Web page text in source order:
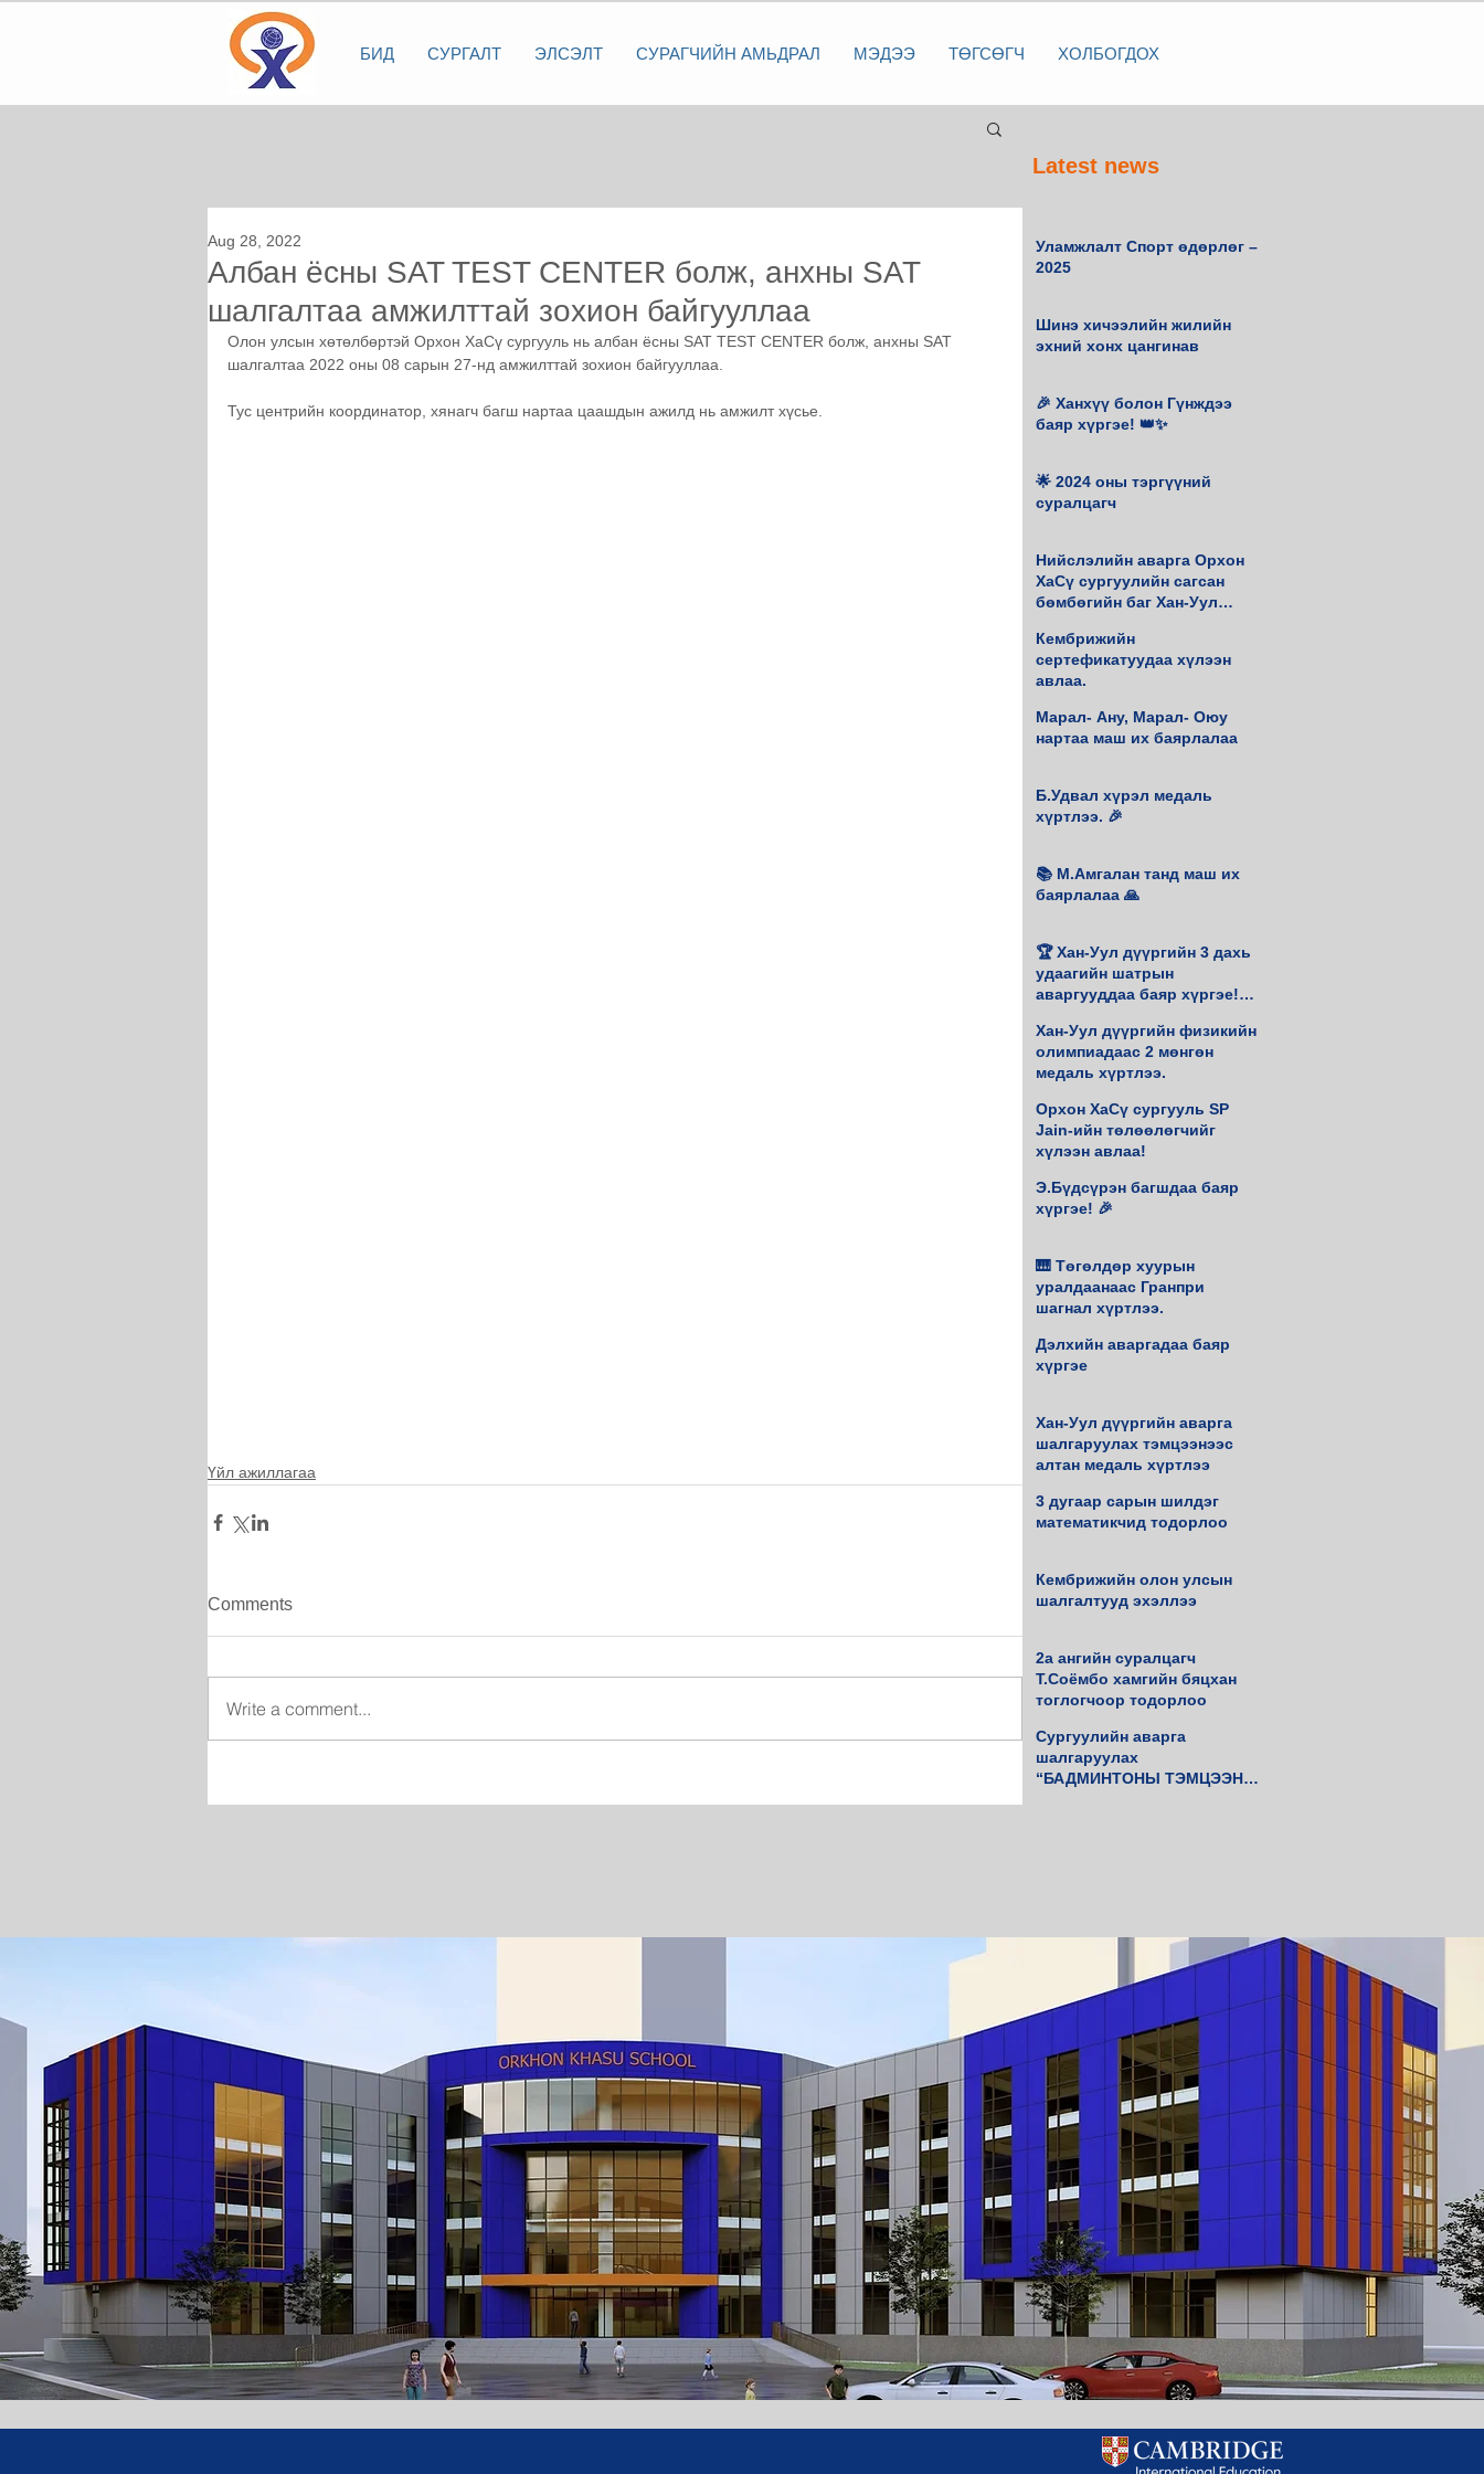
БИД СУРГАЛТ ЭЛСЭЛТ СУРАГЧИЙН АМЬДРАЛ МЭДЭЭ ТӨГСӨГЧ ХОЛБОГДОХ
Албан ёсны SAT TEST CENTER болж, анхны SAT
шалгалтаа амжилттай зохион байгууллаа
Aug 28, 2022
Олон улсын хөтөлбөртэй Орхон ХаСү сургууль нь албан ёсны SAT TEST CENTER болж, анхны SAT
шалгалтаа 2022 оны 08 сарын 27-нд амжилттай зохион байгууллаа.
Тус центрийн координатор, хянагч багш нартаа цаашдын ажилд нь амжилт хүсье.
Үйл ажиллагаа
Comments
Write a comment...
Latest news
Уламжлалт Спорт өдөрлөг –
2025
Шинэ хичээлийн жилийн
эхний хонх цангинав
🎉 Ханхүү болон Гүнждээ
баяр хүргэе! 👑✨
🌟 2024 оны тэргүүний
суралцагч
Нийслэлийн аварга Орхон
ХаСү сургуулийн сагсан
бөмбөгийн баг Хан-Уул
боллоо.
Кембрижийн
сертефикатуудаа хүлээн
авлаа.
Марал- Ану, Марал- Оюу
нартаа маш их баярлалаа
Б.Удвал хүрэл медаль
хүртлээ. 🎉
📚 М.Амгалан танд маш их
баярлалаа 🙏
🏆 Хан-Уул дүүргийн 3 дахь
удаагийн шатрын
аваргууддаа баяр хүргэе!♟️
Хан-Уул дүүргийн физикийн
олимпиадаас 2 мөнгөн
медаль хүртлээ.
Орхон ХаСү сургууль SP
Jain-ийн төлөөлөгчийг
хүлээн авлаа!
Э.Бүдсүрэн багшдаа баяр
хүргэе! 🎉
🎹 Төгөлдөр хуурын
уралдаанаас Гранпри
шагнал хүртлээ.
Дэлхийн аваргадаа баяр
хүргэе
Хан-Уул дүүргийн аварга
шалгаруулах тэмцээнээс
алтан медаль хүртлээ
3 дугаар сарын шилдэг
математикчид тодорлоо
Кембрижийн олон улсын
шалгалтууд эхэллээ
2а ангийн суралцагч
Т.Соёмбо хамгийн бяцхан
тоглогчоор тодорлоо
Сургуулийн аварга
шалгаруулах
“БАДМИНТОНЫ ТЭМЦЭЭН”